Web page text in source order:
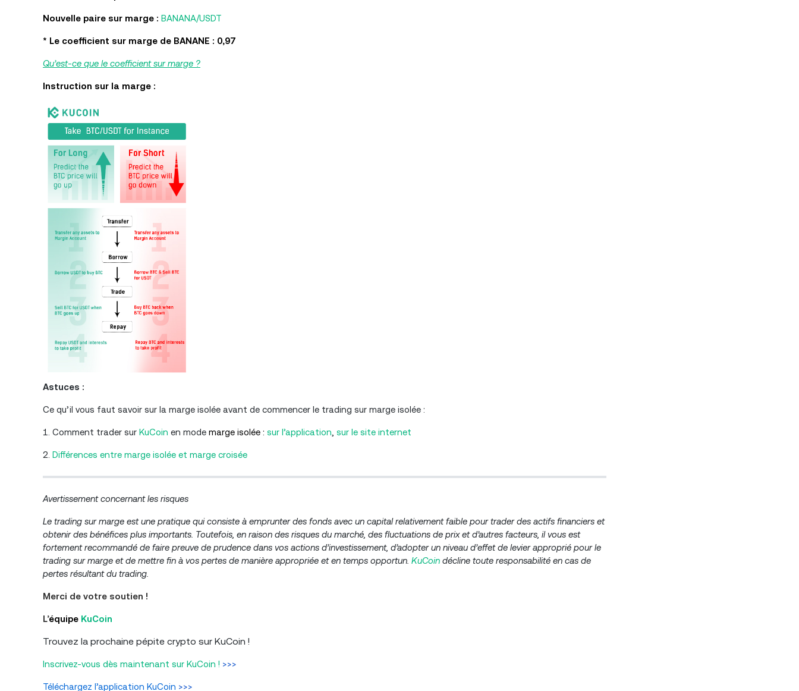
Nouvelle paire sur marge : BANANA/USDT
* Le coefficient sur marge de BANANE : 0,97
Qu’est-ce que le coefficient sur marge ?
Instruction sur la marge :
Astuces :
Ce qu’il vous faut savoir sur la marge isolée avant de commencer le trading sur marge isolée :
1. Comment trader sur KuCoin en mode marge isolée : sur l’application sur le site internet
2. Différences entre marge isolée et marge croisée
Avertissement concernant les risques
Le trading sur marge est une pratique qui consiste à emprunter des fonds avec un capital relativement faible pour trader des actifs financiers et
obtenir des bénéfices plus importants. Toutefois, en raison des risques du marché, des fluctuations de prix et d’autres facteurs, il vous est
fortement recommandé de faire preuve de prudence dans vos actions d’investissement, d’adopter un niveau d’effet de levier approprié pour le
trading sur marge et de mettre fin à vos pertes de manière appropriée et en temps opportun. KuCoin décline toute responsabilité en cas de
pertes résultant du trading.
Merci de votre soutien !
L’équipe KuCoin
Trouvez la prochaine pépite crypto sur KuCoin !
Inscrivez-vous dès maintenant sur KuCoin ! >>>
Téléchargez l’application KuCoin >>>